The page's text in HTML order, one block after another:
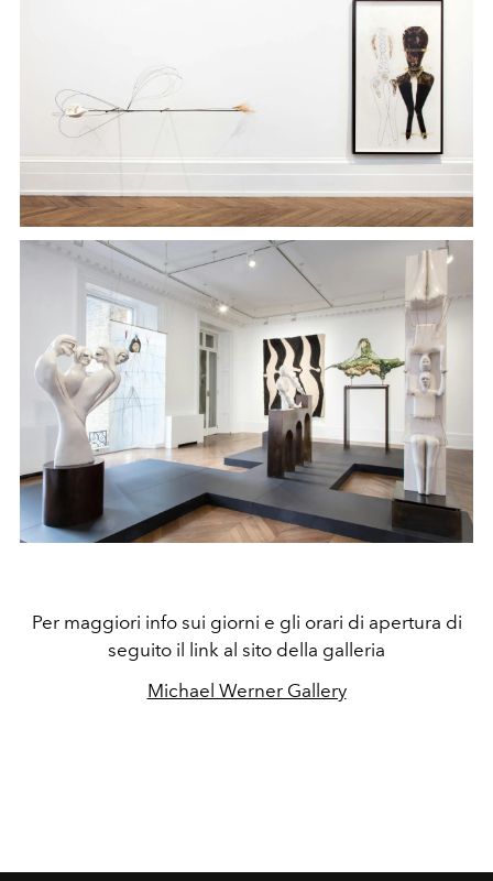
Per maggiori info sui giorni e gli orari di apertura di
seguito il link al sito della galleria
Michael Werner Gallery